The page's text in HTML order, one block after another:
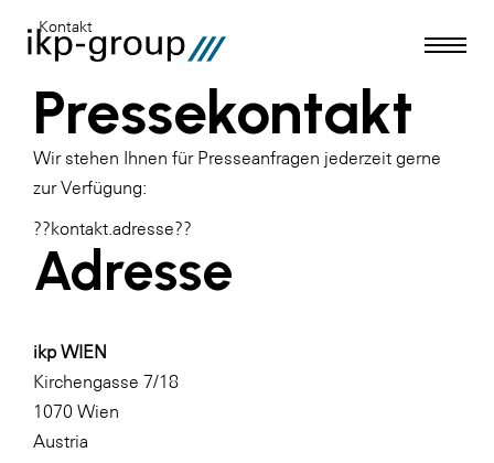
Meldungen
Media
Kontakt
Pressekontakt
Wir stehen Ihnen für Presseanfragen jederzeit gerne
zur Verfügung:
??kontakt.adresse??
Adresse
ikp WIEN
Kirchengasse 7/18
1070 Wien
Austria